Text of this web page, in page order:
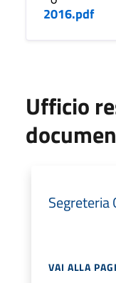
2016.pdf
Ufficio
Segreteria
VAI ALLA